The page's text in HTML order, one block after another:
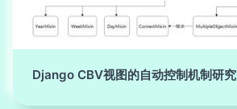
Django CBV视图的自动控制机制研究